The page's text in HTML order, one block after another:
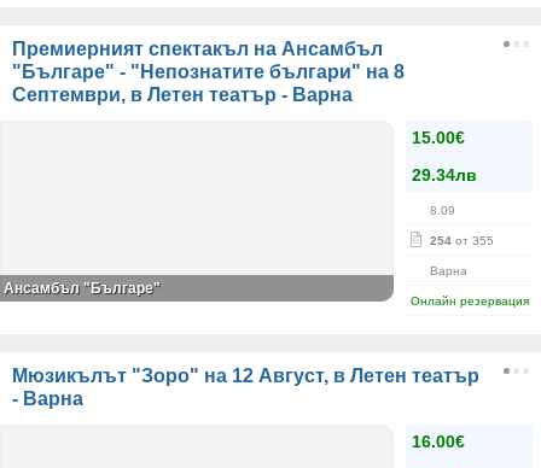
Премиерният спектакъл на Ансамбъл
"Българе" - "Непознатите българи" на 8
Септември, в Летен театър - Варна
15.00€
29.34лв
8.09
254 от 355
Варна
Онлайн резервация
Ансамбъл "Българе"
Мюзикълът "Зоро" на 12 Август, в Летен театър
- Варна
16.00€